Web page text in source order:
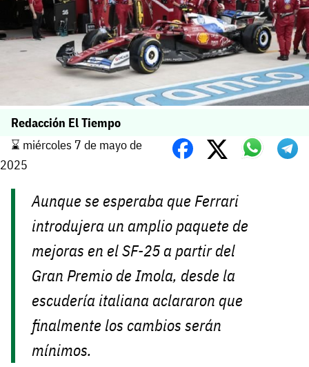
Redacción El Tiempo
⌛️ miércoles 7 de mayo de
2025
Aunque se esperaba que Ferrari
introdujera un amplio paquete de
mejoras en el SF-25 a partir del
Gran Premio de Imola, desde la
escudería italiana aclararon que
finalmente los cambios serán
mínimos.